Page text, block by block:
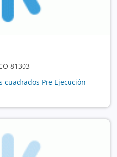
81303
cuadrados Pre Ejecución